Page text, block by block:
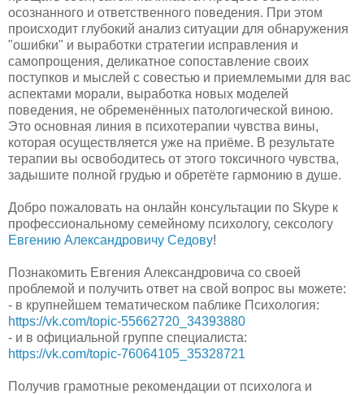
осознанного и ответственного поведения. При этом
происходит глубокий анализ ситуации для обнаружения
"ошибки" и выработки стратегии исправления и
самопрощения, деликатное сопоставление своих
поступков и мыслей с совестью и приемлемыми для вас
аспектами морали, выработка новых моделей
поведения, не обременённых патологической виною.
Это основная линия в психотерапии чувства вины,
которая осуществляется уже на приёме. В результате
терапии вы освободитесь от этого токсичного чувства,
задышите полной грудью и обретёте гармонию в душе.
Добро пожаловать на онлайн консультации по Skype к
профессиональному семейному психологу, сексологу
Евгению Александровичу Седову!
Познакомить Евгения Александровича со своей
проблемой и получить ответ на свой вопрос вы можете:
- в крупнейшем тематическом паблике Психология:
https://vk.com/topic-55662720_34393880
- и в официальной группе специалиста:
https://vk.com/topic-76064105_35328721
Получив грамотные рекомендации от психолога и